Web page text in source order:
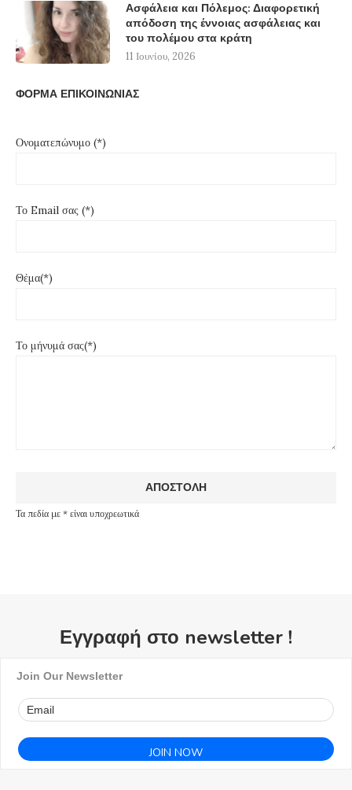
Ασφάλεια και Πόλεμος: Διαφορετική
απόδοση της έννοιας ασφάλειας και
του πολέμου στα κράτη
11 Ιουνίου, 2026
ΦΟΡΜΑ ΕΠΙΚΟΙΝΩΝΙΑΣ
Ονοματεπώνυμο (*)
Το Email σας (*)
Θέμα(*)
Το μήνυμά σας(*)
Τα πεδία με * είναι υποχρεωτικά
Εγγραφή στο newsletter !
Join Our Newsletter